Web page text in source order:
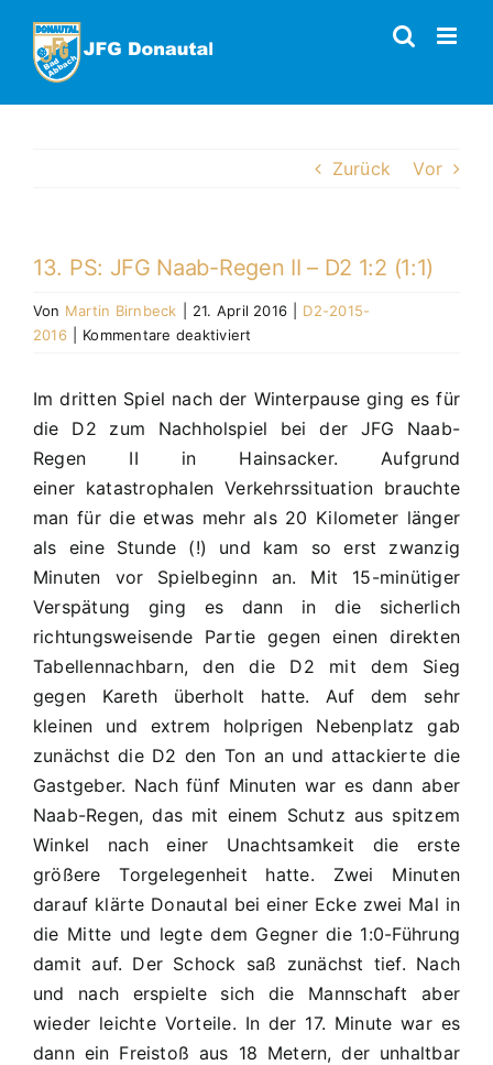
Inhalt
springen
Zurück Vor
13. PS: JFG Naab-Regen II – D2 1:2 (1:1)
Von Martin Birnbeck 21. April 2016
D2-2015-
2016
Kommentare deaktiviert
JFG
Naab-
Regen
II
D2
1:2
(1:1)
Im dritten Spiel nach der Winterpause ging es für
die D2 zum Nachholspiel bei der JFG Naab-
Regen II in Hainsacker. Aufgrund
einer katastrophalen Verkehrssituation brauchte
man für die etwas mehr als 20 Kilometer länger
als eine Stunde (!) und kam so erst zwanzig
Minuten vor Spielbeginn an. Mit 15-minütiger
Verspätung ging es dann in die sicherlich
richtungsweisende Partie gegen einen direkten
Tabellennachbarn, den die D2 mit dem Sieg
gegen Kareth überholt hatte. Auf dem sehr
kleinen und extrem holprigen Nebenplatz gab
zunächst die D2 den Ton an und attackierte die
Gastgeber. Nach fünf Minuten war es dann aber
Naab-Regen, das mit einem Schutz aus spitzem
Winkel nach einer Unachtsamkeit die erste
größere Torgelegenheit hatte. Zwei Minuten
darauf klärte Donautal bei einer Ecke zwei Mal in
die Mitte und legte dem Gegner die 1:0-Führung
damit auf. Der Schock saß zunächst tief. Nach
und nach erspielte sich die Mannschaft aber
wieder leichte Vorteile. In der 17. Minute war es
dann ein Freistoß aus 18 Metern, der unhaltbar